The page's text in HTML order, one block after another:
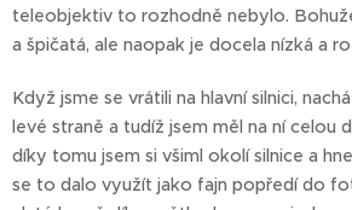
teleobjektiv to rozhodně nebylo.
a špičatá, ale naopak je docela nízká a
Když jsme se vrátili na hlavní silnici,
levé straně a tudíž jsem měl na ní celou
díky tomu jsem si všiml okolí silnice a
se to dalo využít jako fajn popředí do